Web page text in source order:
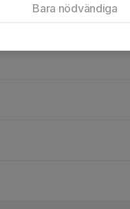
Bara nödvändiga